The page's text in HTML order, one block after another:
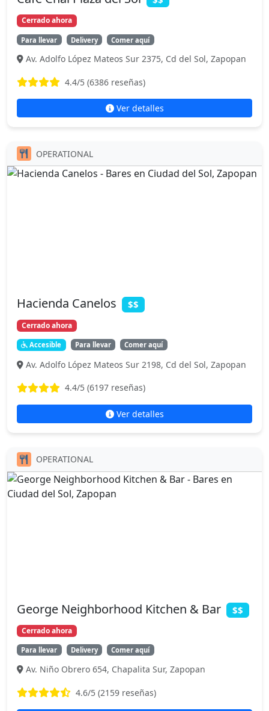
Cerrado ahora
Para llevar Delivery Comer aquí
Av. Adolfo López Mateos Sur 2375, Cd del Sol, Zapopan
4.4/5 (6386 reseñas)
Ver detalles
OPERATIONAL
Hacienda Canelos $$
Cerrado ahora
Accesible Para llevar Comer aquí
Av. Adolfo López Mateos Sur 2198, Cd del Sol, Zapopan
4.4/5 (6197 reseñas)
Ver detalles
OPERATIONAL
George Neighborhood Kitchen & Bar $$
Cerrado ahora
Para llevar Delivery Comer aquí
Av. Niño Obrero 654, Chapalita Sur, Zapopan
4.6/5 (2159 reseñas)